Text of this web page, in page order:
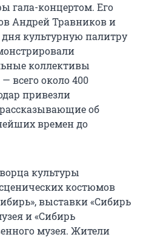
гала-концертом. Его
Андрей Травников и
культурную палитру
коллективы
всего около 400
привезли
об
времен до
культуры
костюмов
выставки «Сибирь
и «Сибирь
музея. Жители